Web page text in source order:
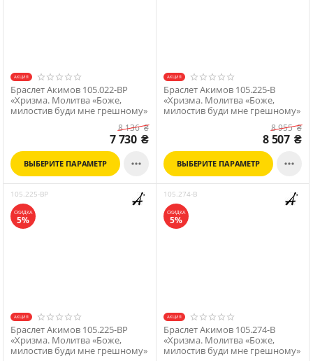
АКЦИЯ
Браслет Акимов 105.022-BP
«Хризма. Молитва «Боже,
милостив буди мне грешному»
8 136₴
7 730 ₴
ВЫБЕРИТЕ ПАРАМЕТР 
АКЦИЯ
Браслет Акимов 105.225-B
«Хризма. Молитва «Боже,
милостив буди мне грешному»
8 955₴
8 507 ₴
ВЫБЕРИТЕ ПАРАМЕТР 
105.225-BP
СКИДКА
5%
АКЦИЯ
Браслет Акимов 105.225-BP
«Хризма. Молитва «Боже,
милостив буди мне грешному»
105.274-B
СКИДКА
5%
АКЦИЯ
Браслет Акимов 105.274-B
«Хризма. Молитва «Боже,
милостив буди мне грешному»